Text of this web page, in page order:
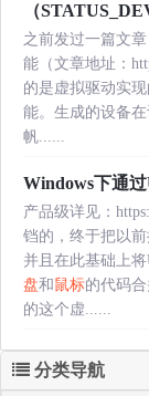
（
之前发过一篇文
能（文章地址：
的是虚拟驱动实
能。生成的设备
帆......
Windows下通
产品级详见：
铛的，终于把以
并且在此基础上
盘和 鼠标的代码
的这个虚......
分类导航